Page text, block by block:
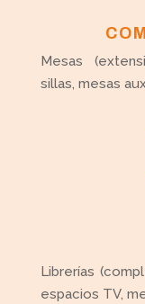
Mesas
sillas, mesas
Librerías
espacios TV,